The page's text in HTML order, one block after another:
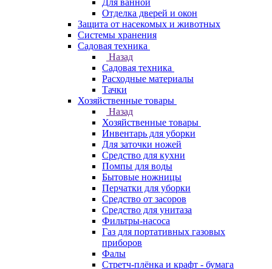
Для ванной
Отделка дверей и окон
Защита от насекомых и животных
Системы хранения
Садовая техника
Назад
Садовая техника
Расходные материалы
Тачки
Хозяйственные товары
Назад
Хозяйственные товары
Инвентарь для уборки
Для заточки ножей
Средство для кухни
Помпы для воды
Бытовые ножницы
Перчатки для уборки
Средство от засоров
Средство для унитаза
Фильтры-насоса
Газ для портативных газовых
приборов
Фалы
Стретч-плёнка и крафт - бумага